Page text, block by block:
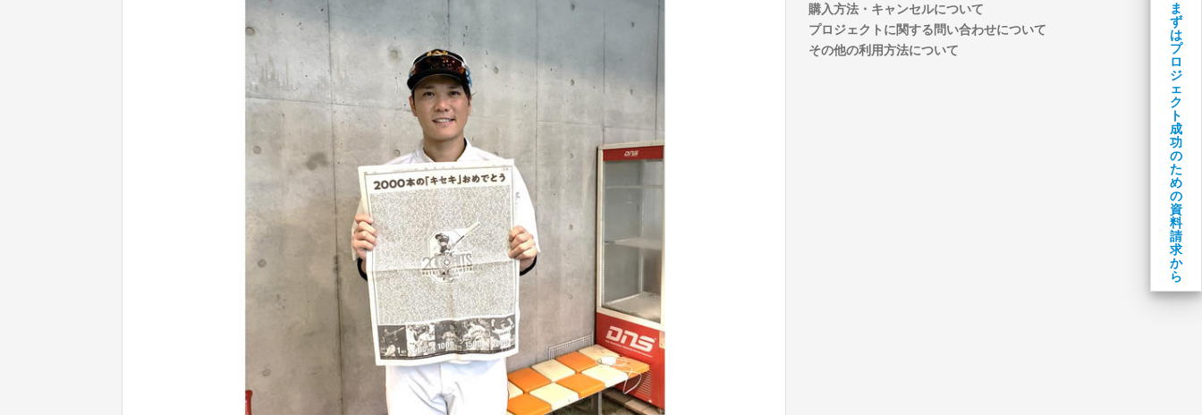
購入方法・キャンセルについて
プロジェクトに関する問い合わせについて
その他の利用方法について
ま
ず
は
プ
ロ
ジ
ェ
ク
ト
成
功
の
た
め
の
資
料
請
求
か
ら